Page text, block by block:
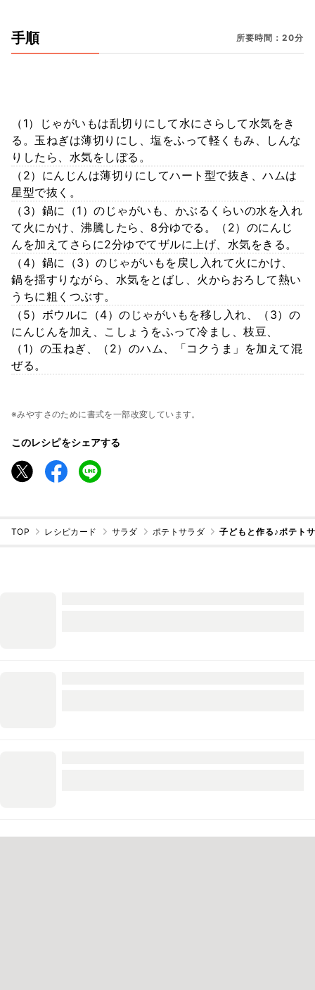
手順 所要時間：20分
（1）じゃがいもは乱切りにして水にさらして水気をき
る。玉ねぎは薄切りにし、塩をふって軽くもみ、しんな
りしたら、水気をしぼる。
（2）にんじんは薄切りにしてハート型で抜き、ハムは
星型で抜く。
（3）鍋に（1）のじゃがいも、かぶるくらいの水を入れ
て火にかけ、沸騰したら、8分ゆでる。（2）のにんじ
んを加えてさらに2分ゆでてザルに上げ、水気をきる。
（4）鍋に（3）のじゃがいもを戻し入れて火にかけ、
鍋を揺すりながら、水気をとばし、火からおろして熱い
うちに粗くつぶす。
（5）ボウルに（4）のじゃがいもを移し入れ、（3）の
にんじんを加え、こしょうをふって冷まし、枝豆、
（1）の玉ねぎ、（2）のハム、「コクうま」を加えて混
ぜる。
※みやすさのために書式を一部改変しています。
このレシピをシェアする
TOP レシピカード サラダ ポテトサラダ 子どもと作る♪ポテト